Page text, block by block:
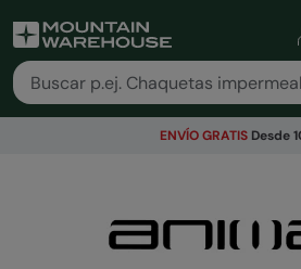
ENVÍO GRATISDesde